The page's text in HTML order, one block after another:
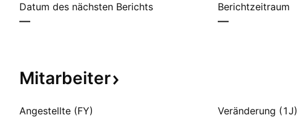
Datum des nächsten Berichts
—
Berichtzeitraum
—
Mitarbeiter
Angestellte (FY) Veränderung (1J)